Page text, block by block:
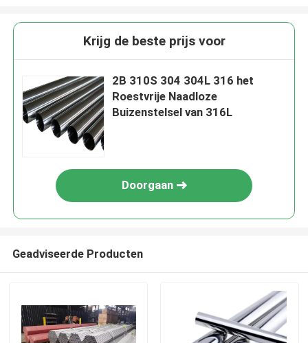
Krijg de beste prijs voor
2B 310S 304 304L 316 het
Roestvrije Naadloze
Buizenstelsel van 316L
Doorgaan
Geadviseerde Producten